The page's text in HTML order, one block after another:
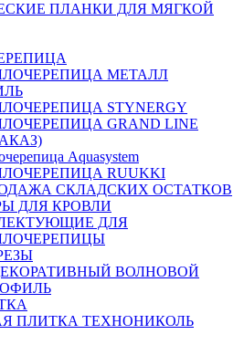
ПЛАНКИ ДЛЯ МЯГКОЙ
МЕТАЛЛ
STYNERGY
GRAND LINE
Aquasystem
RUUKKI
СКЛАДСКИХ ОСТАТКОВ
ДЛЯ КРОВЛИ
ДЛЯ
ВОЛНОВОЙ